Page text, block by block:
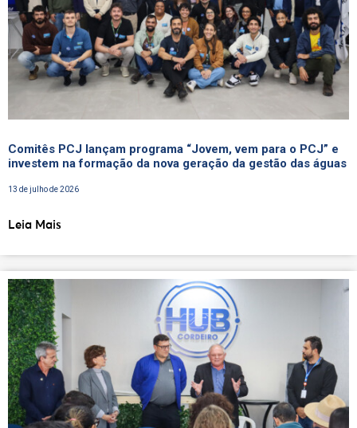
Comitês PCJ lançam programa “Jovem, vem para o PCJ” e
investem na formação da nova geração da gestão das águas
13 de julho de 2026
Leia Mais